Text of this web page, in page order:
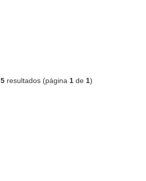
5resultados (página 1de 1)